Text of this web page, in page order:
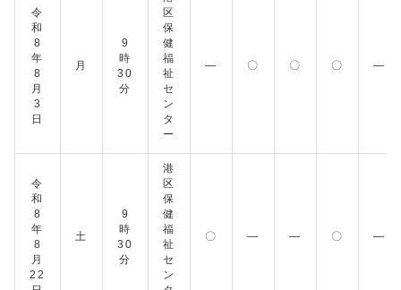
令
和
8
年
8
月
3
日
月
9
時
30
分
区
保
健
福
祉
セ
ン
タ
ー
― 〇 〇 〇 ―
令
和
8
年
8
月
22
土
9
時
30
分
港
区
保
健
福
祉
セ
ン
〇 ― ― 〇 ―